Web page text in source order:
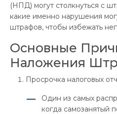
(НПД) могут столкнуться с
какие именно нарушения
штрафов, чтобы избежать
Основные
Наложения
Просрочка налоговых
Один из самых
когда самозанятый